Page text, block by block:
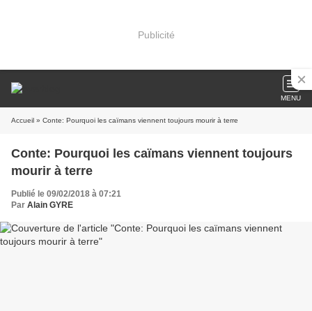
Publicité
MENU
Accueil » Conte: Pourquoi les caïmans viennent toujours mourir à terre
Conte: Pourquoi les caïmans viennent toujours
mourir à terre
Publié le 09/02/2018 à 07:21
Par Alain GYRE